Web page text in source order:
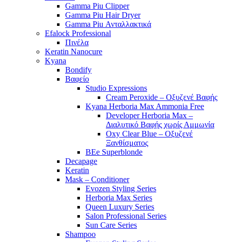
Gamma Piu Clipper
Gamma Piu Hair Dryer
Gamma Piu Ανταλλακτικά
Efalock Professional
Πινέλα
Keratin Nanocure
Kyana
Bondify
Βαφείο
Studio Expressions
Cream Peroxide – Οξυζενέ Βαφής
Kyana Herboria Max Ammonia Free
Developer Herboria Max –
Διαλυτικό Βαφής χωρίς Αμμωνία
Oxy Clear Blue – Οξυζενέ
Ξανθίσματος
BEe Superblonde
Decapage
Keratin
Mask – Conditioner
Evozen Styling Series
Herboria Max Series
Queen Luxury Series
Salon Professional Series
Sun Care Series
Shampoo